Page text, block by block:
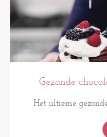
Gezonde
Het ultieme